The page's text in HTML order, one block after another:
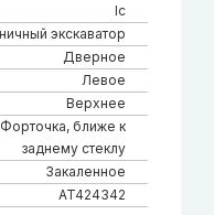
lc
экскаватор
Дверное
Левое
Верхнее
Форточка, ближе к
заднему стеклу
Закаленное
AT424342